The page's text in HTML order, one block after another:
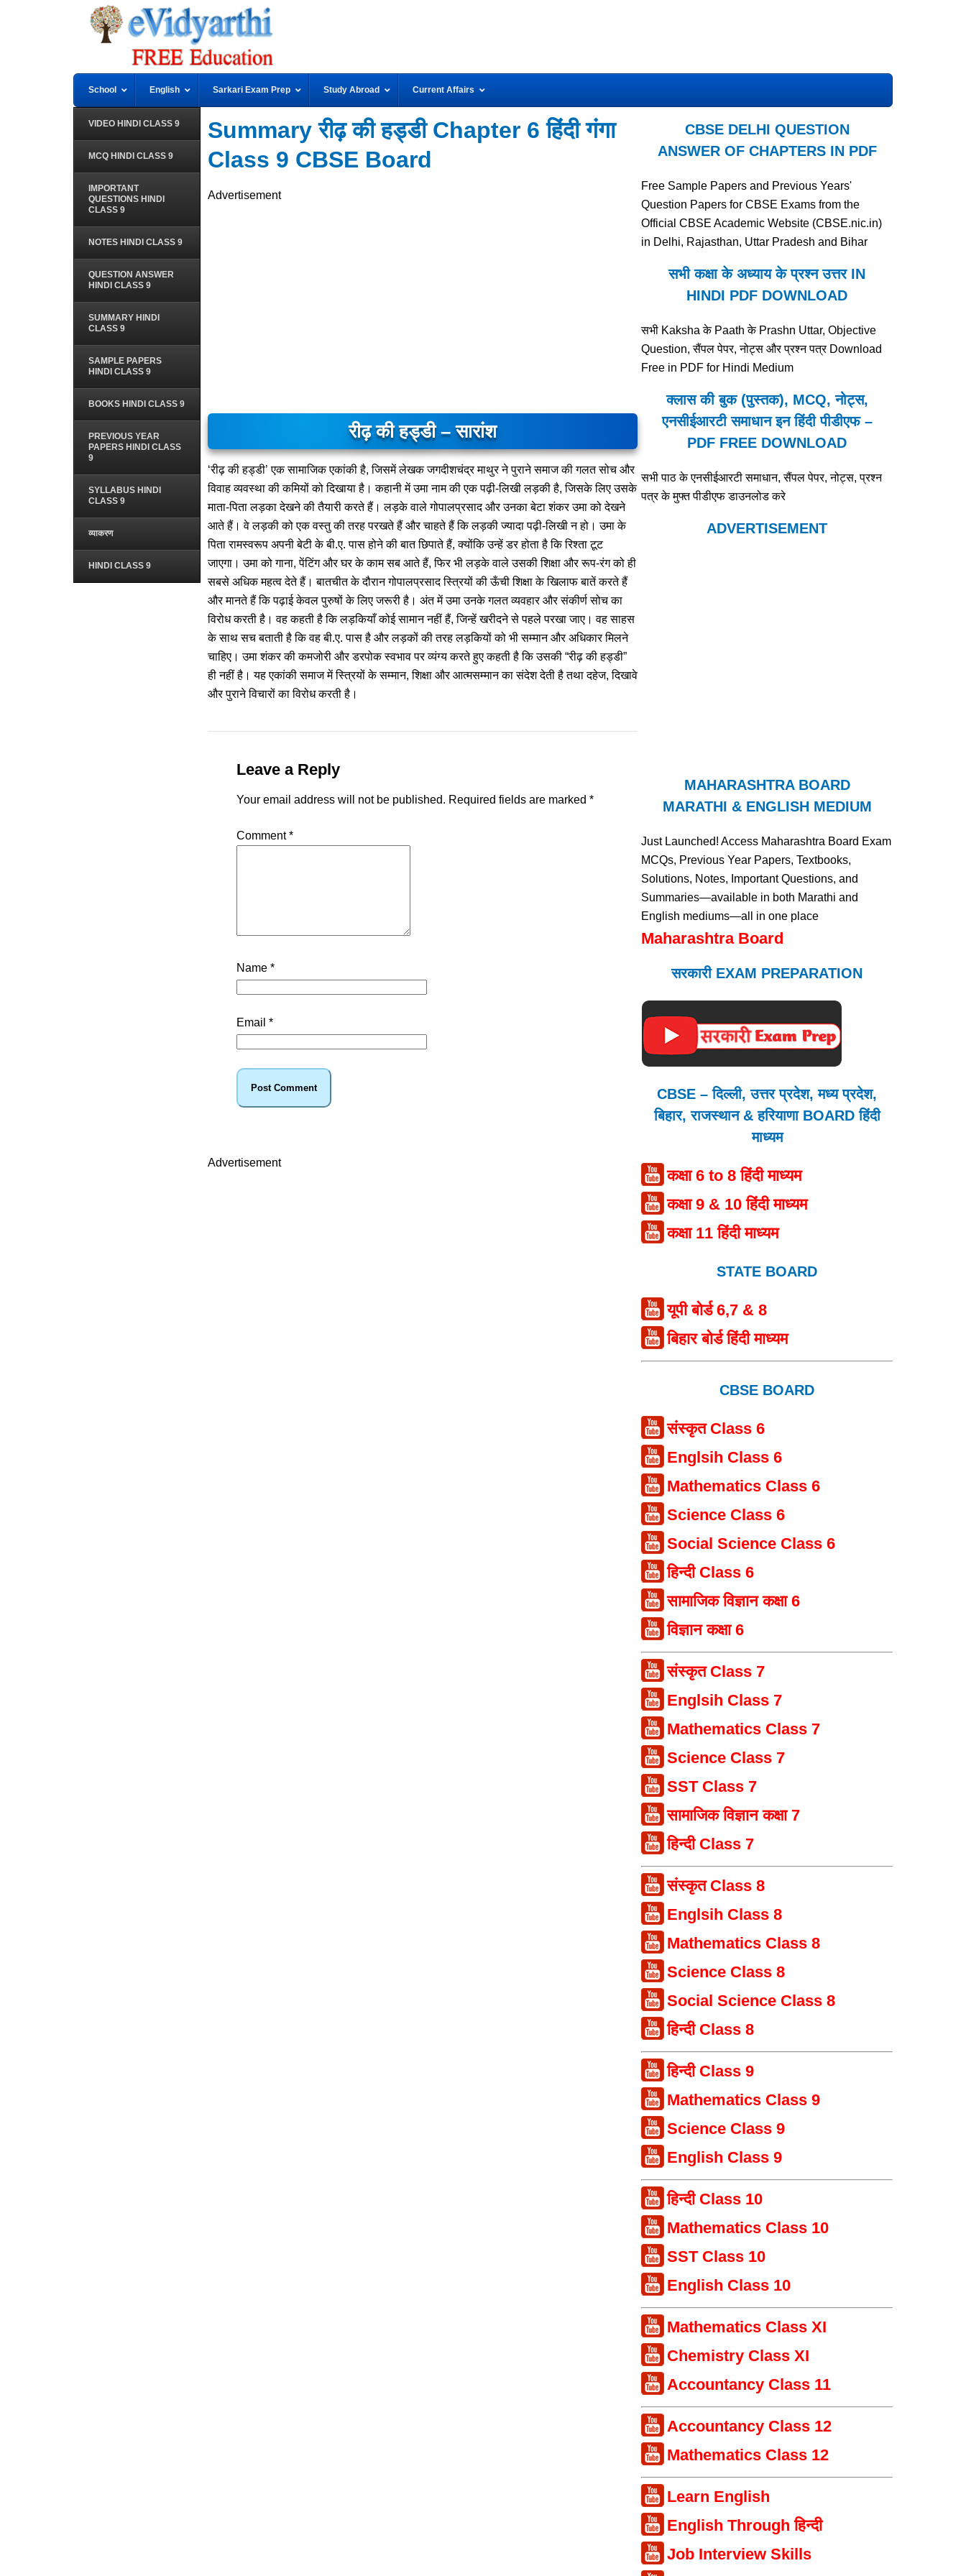
School English Sarkari Exam Prep Study Abroad Current Affairs
VIDEO HINDI CLASS 9
MCQ HINDI CLASS 9
IMPORTANT
QUESTIONS HINDI
CLASS 9
NOTES HINDI CLASS 9
QUESTION ANSWER
HINDI CLASS 9
SUMMARY HINDI
CLASS 9
SAMPLE PAPERS
HINDI CLASS 9
BOOKS HINDI CLASS 9
PREVIOUS YEAR
PAPERS HINDI CLASS
9
SYLLABUS HINDI
CLASS 9
व्याकरण
HINDI CLASS 9
Summary रीढ़ की हड्डी Chapter 6 हिंदी गंगा
Class 9 CBSE Board
Advertisement
रीढ़ की हड्डी – सारांश
‘रीढ़ की हड्डी’ एक सामाजिक एकांकी है, जिसमें लेखक जगदीशचंद्र माथुर ने पुराने समाज की गलत सोच और
विवाह व्यवस्था की कमियों को दिखाया है। कहानी में उमा नाम की एक पढ़ी-लिखी लड़की है, जिसके लिए उसके
माता-पिता लड़का देखने की तैयारी करते हैं। लड़के वाले गोपालप्रसाद और उनका बेटा शंकर उमा को देखने
आते हैं। वे लड़की को एक वस्तु की तरह परखते हैं और चाहते हैं कि लड़की ज्यादा पढ़ी-लिखी न हो। उमा के
पिता रामस्वरूप अपनी बेटी के बी.ए. पास होने की बात छिपाते हैं, क्योंकि उन्हें डर होता है कि रिश्ता टूट
जाएगा। उमा को गाना, पेंटिंग और घर के काम सब आते हैं, फिर भी लड़के वाले उसकी शिक्षा और रूप-रंग को ही
सबसे अधिक महत्व देते हैं। बातचीत के दौरान गोपालप्रसाद स्त्रियों की ऊँची शिक्षा के खिलाफ बातें करते हैं
और मानते हैं कि पढ़ाई केवल पुरुषों के लिए जरूरी है। अंत में उमा उनके गलत व्यवहार और संकीर्ण सोच का
विरोध करती है। वह कहती है कि लड़कियाँ कोई सामान नहीं हैं, जिन्हें खरीदने से पहले परखा जाए। वह साहस
के साथ सच बताती है कि वह बी.ए. पास है और लड़कों की तरह लड़कियों को भी सम्मान और अधिकार मिलने
चाहिए। उमा शंकर की कमजोरी और डरपोक स्वभाव पर व्यंग्य करते हुए कहती है कि उसकी “रीढ़ की हड्डी”
ही नहीं है। यह एकांकी समाज में स्त्रियों के सम्मान, शिक्षा और आत्मसम्मान का संदेश देती है तथा दहेज, दिखावे
और पुराने विचारों का विरोध करती है।
Leave a Reply
Your email address will not be published. Required fields are marked *
Comment*
Name *
Email *
Advertisement
CBSE DELHI QUESTION
ANSWER OF CHAPTERS IN PDF
Free Sample Papers and Previous Years'
Question Papers for CBSE Exams from the
Official CBSE Academic Website (CBSE.nic.in)
in Delhi, Rajasthan, Uttar Pradesh and Bihar
सभी कक्षा के अध्याय के प्रश्न उत्तर IN
HINDI PDF DOWNLOAD
सभी Kaksha के Paath के Prashn Uttar, Objective
Question, सैंपल पेपर, नोट्स और प्रश्न पत्र Download
Free in PDF for Hindi Medium
क्लास की बुक (पुस्तक), MCQ, नोट्स,
एनसीईआरटी समाधान इन हिंदी पीडीएफ –
PDF FREE DOWNLOAD
सभी पाठ के एनसीईआरटी समाधान, सैंपल पेपर, नोट्स, प्रश्न
पत्र के मुफ्त पीडीएफ डाउनलोड करे
ADVERTISEMENT
MAHARASHTRA BOARD
MARATHI & ENGLISH MEDIUM
Just Launched! Access Maharashtra Board Exam
MCQs, Previous Year Papers, Textbooks,
Solutions, Notes, Important Questions, and
Summaries—available in both Marathi and
English mediums—all in one place
Maharashtra Board
सरकारी EXAM PREPARATION
CBSE – दिल्ली, उत्तर प्रदेश, मध्य प्रदेश,
बिहार, राजस्थान & हरियाणा BOARD हिंदी
माध्यम
कक्षा 6 to 8 हिंदी माध्यम
कक्षा 9 & 10 हिंदी माध्यम
कक्षा 11 हिंदी माध्यम
STATE BOARD
यूपी बोर्ड 6,7 & 8
बिहार बोर्ड हिंदी माध्यम
CBSE BOARD
संस्कृत Class 6
Englsih Class 6
Mathematics Class 6
Science Class 6
Social Science Class 6
हिन्दी Class 6
सामाजिक विज्ञान कक्षा 6
विज्ञान कक्षा 6
संस्कृत Class 7
Englsih Class 7
Mathematics Class 7
Science Class 7
SST Class 7
सामाजिक विज्ञान कक्षा 7
हिन्दी Class 7
संस्कृत Class 8
Englsih Class 8
Mathematics Class 8
Science Class 8
Social Science Class 8
हिन्दी Class 8
हिन्दी Class 9
Mathematics Class 9
Science Class 9
English Class 9
हिन्दी Class 10
Mathematics Class 10
SST Class 10
English Class 10
Mathematics Class XI
Chemistry Class XI
Accountancy Class 11
Accountancy Class 12
Mathematics Class 12
Learn English
English Through हिन्दी
Job Interview Skills